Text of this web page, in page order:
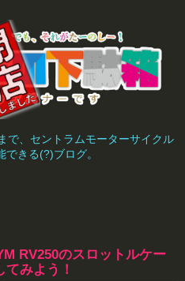
で、セントラムモーターサイクル
できる(?)ブログ。
RV250のスロットルケー
みよう！